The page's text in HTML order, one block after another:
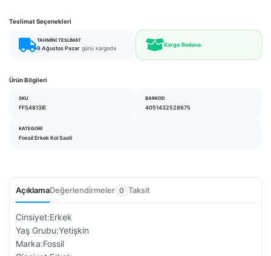
Teslimat Seçenekleri
TAHMINI TESLIMAT
9 Ağustos Pazar günü kargoda
Kargo Bedava
Ürün Bilgileri
SKU
FFS4813IE
BARKOD
4051432528675
KATEGORI
Fossil Erkek Kol Saati
AçıklamaDeğerlendirmeler 0 Taksit
Cinsiyet:Erkek
Yaş Grubu:Yetişkin
Marka:Fossil